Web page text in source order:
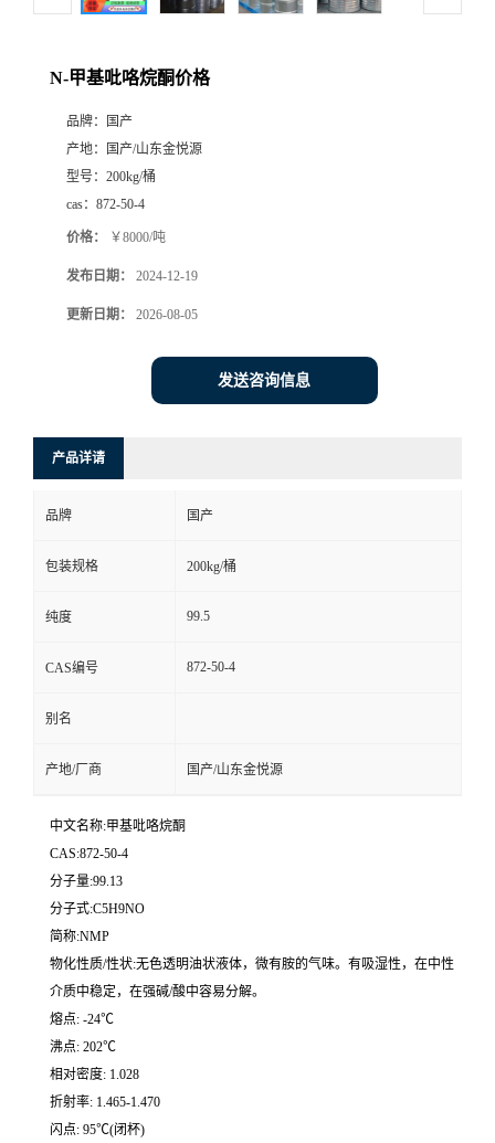
N-甲基吡咯烷酮价格
品牌：
国产
产地：
国产/山东金悦源
型号： 200kg/桶
cas： 872-50-4
价格： ￥8000/吨
发布日期： 2024-12-19
更新日期： 2026-08-05
发送咨询信息
产品详请
品牌 国产
包装规格 200kg/桶
纯度 99.5
CAS编号 872-50-4
别名
产地/厂商 国产/山东金悦源
中文名称:甲基吡咯烷酮
CAS:872-50-4
分子量:99.13
分子式:C5H9NO
简称:NMP
物化性质/性状:无色透明油状液体，微有胺的气味。有吸湿性，在中性
介质中稳定，在强碱/酸中容易分解。
熔点: -24℃
沸点: 202℃
相对密度: 1.028
折射率: 1.465-1.470
闪点: 95℃(闭杯)